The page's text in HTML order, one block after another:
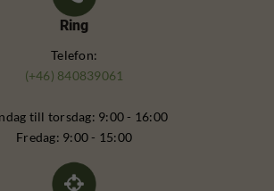
Ring
Telefon:
(+46) 840839061
till torsdag: 9:00 - 16:00
Fredag: 9:00 - 15:00